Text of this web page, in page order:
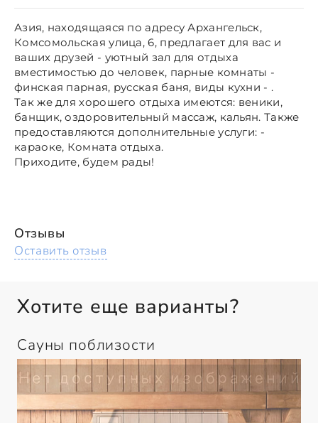
Азия, находящаяся по адресу Архангельск,
Комсомольская улица, 6, предлагает для вас и
ваших друзей - уютный зал для отдыха
вместимостью до человек, парные комнаты -
финская парная, русская баня, виды кухни - .
Так же для хорошего отдыха имеются: веники,
банщик, оздоровительный массаж, кальян. Также
предоставляются дополнительные услуги: -
караоке, Комната отдыха.
Приходите, будем рады!
Отзывы
Оставить отзыв
Хотите еще варианты?
Сауны поблизости